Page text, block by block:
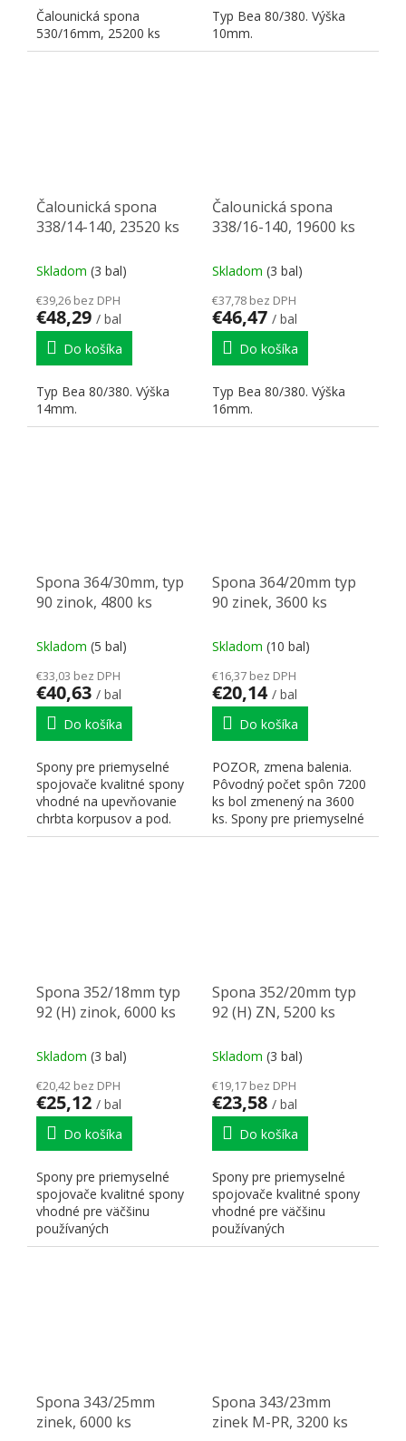
Čalounická spona
530/16mm, 25200 ks
Typ Bea 80/380. Výška
10mm.
Čalounická spona
338/14-140, 23520 ks
Skladom (3 bal)
€39,26 bez DPH
€48,29 / bal
Do košíka
Typ Bea 80/380. Výška
14mm.
Čalounická spona
338/16-140, 19600 ks
Skladom (3 bal)
€37,78 bez DPH
€46,47 / bal
Do košíka
Typ Bea 80/380. Výška
16mm.
Spona 364/30mm, typ
90 zinok, 4800 ks
Skladom (5 bal)
€33,03 bez DPH
€40,63 / bal
Do košíka
Spony pre priemyselné
spojovače kvalitné spony
vhodné na upevňovanie
chrbta korpusov a pod.
Spona 364/20mm typ
90 zinek, 3600 ks
Skladom (10 bal)
€16,37 bez DPH
€20,14 / bal
Do košíka
POZOR, zmena balenia.
Pôvodný počet spôn 7200
ks bol zmenený na 3600
ks. Spony pre priemyselné
spojovače kvalitné...
Spona 352/18mm typ
92 (H) zinok, 6000 ks
Skladom (3 bal)
€20,42 bez DPH
€25,12 / bal
Do košíka
Spony pre priemyselné
spojovače kvalitné spony
vhodné pre väčšinu
používaných
sponkovačiek, na
Spona 352/20mm typ
92 (H) ZN, 5200 ks
Skladom (3 bal)
€19,17 bez DPH
€23,58 / bal
Do košíka
Spony pre priemyselné
spojovače kvalitné spony
vhodné pre väčšinu
používaných
sponkovačiek, na
Spona 343/25mm
zinek, 6000 ks
Spona 343/23mm
zinek M-PR, 3200 ks